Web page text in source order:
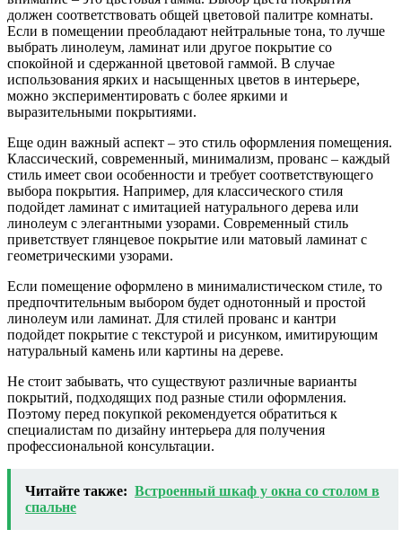
должен соответствовать общей цветовой палитре комнаты.
Если в помещении преобладают нейтральные тона, то лучше
выбрать линолеум, ламинат или другое покрытие со
спокойной и сдержанной цветовой гаммой. В случае
использования ярких и насыщенных цветов в интерьере,
можно экспериментировать с более яркими и
выразительными покрытиями.
Еще один важный аспект – это стиль оформления помещения.
Классический, современный, минимализм, прованс – каждый
стиль имеет свои особенности и требует соответствующего
выбора покрытия. Например, для классического стиля
подойдет ламинат с имитацией натурального дерева или
линолеум с элегантными узорами. Современный стиль
приветствует глянцевое покрытие или матовый ламинат с
геометрическими узорами.
Если помещение оформлено в минималистическом стиле, то
предпочтительным выбором будет однотонный и простой
линолеум или ламинат. Для стилей прованс и кантри
подойдет покрытие с текстурой и рисунком, имитирующим
натуральный камень или картины на дереве.
Не стоит забывать, что существуют различные варианты
покрытий, подходящих под разные стили оформления.
Поэтому перед покупкой рекомендуется обратиться к
специалистам по дизайну интерьера для получения
профессиональной консультации.
Читайте также: Встроенный шкаф у окна со столом в
спальне